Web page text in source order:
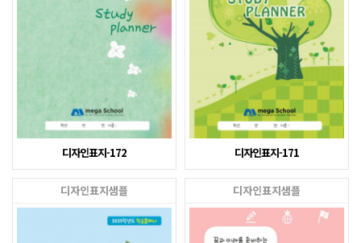
디자인표지-172 디자인표지-171
디자인표지샘플 디자인표지샘플